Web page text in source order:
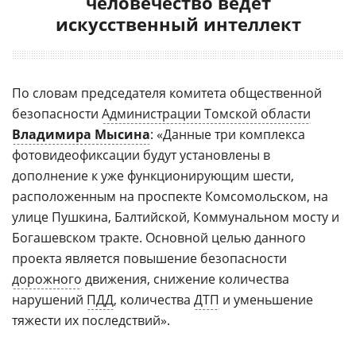
искусственный интеллект
По словам председателя комитета общественной
безопасности Администрации Томской области
Владимира Мысина: «Данные три комплекса
фотовидеофиксации будут установлены в
дополнение к уже функционирующим шести,
расположенным на проспекте Комсомольском, на
улице Пушкина, Балтийской, Коммунальном мосту и
Богашевском тракте. Основной целью данного
проекта является повышение безопасности
дорожного движения, снижение количества
нарушений ПДД, количества ДТП и уменьшение
тяжести их последствий».